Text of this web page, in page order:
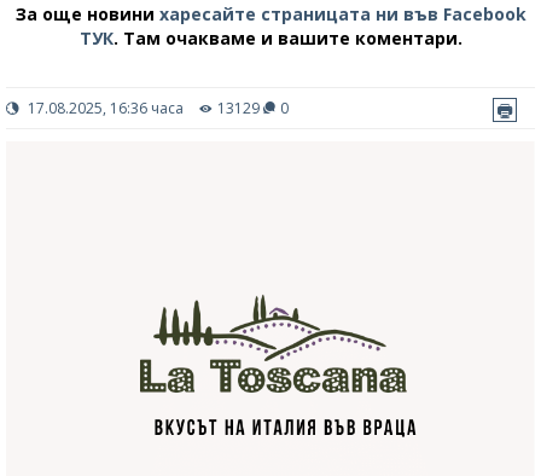
За още новини харесайте страницата ни във Facebook
ТУК. Там очакваме и вашите коментари.
17.08.2025, 16:36 часа 13129 0